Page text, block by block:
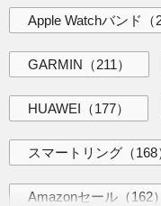
Apple Watchバンド
GARMIN （211）
HUAWEI （177）
スマートリング （168
Amazonセール （162）